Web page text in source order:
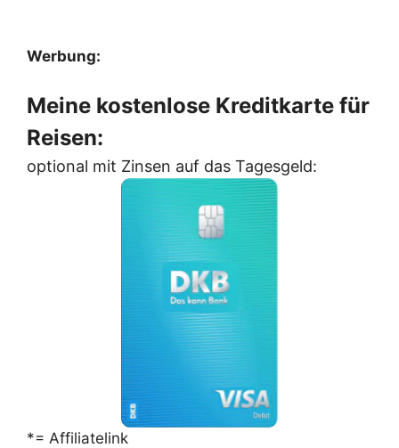
Werbung:
Meine kostenlose Kreditkarte für
Reisen:
optional mit Zinsen auf das Tagesgeld:
*= Affiliatelink